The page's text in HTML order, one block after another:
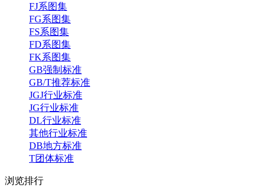
FJ系图集
FG系图集
FS系图集
FD系图集
FK系图集
GB强制标准
GB/T推荐标准
JGJ行业标准
JG行业标准
DL行业标准
其他行业标准
DB地方标准
T团体标准
浏览排行